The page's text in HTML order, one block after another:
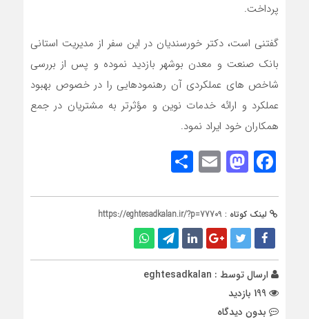
پرداخت.
گفتنی است، دکتر خورسندیان در این سفر از مدیریت استانی
بانک صنعت و معدن بوشهر بازدید نموده و پس از بررسی
شاخص های عملکردی آن رهنمودهایی را در خصوص بهبود
عملکرد و ارائه خدمات نوین و مؤثرتر به مشتریان در جمع
همکاران خود ایراد نمود.
Facebook
Mastodon
Email
لینک کوتاه : https://eghtesadkalan.ir/?p=77709
ارسال توسط : eghtesadkalan
بدون دیدگاه